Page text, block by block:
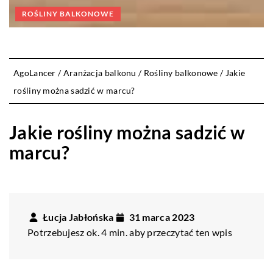
ROŚLINY BALKONOWE
AgoLancer /Aranżacja balkonu / Rośliny balkonowe / Jakie
rośliny można sadzić w marcu?
Jakie rośliny można sadzić w
marcu?
Łucja Jabłońska
31 marca 2023
Potrzebujesz ok. 4 min. aby przeczytać ten wpis